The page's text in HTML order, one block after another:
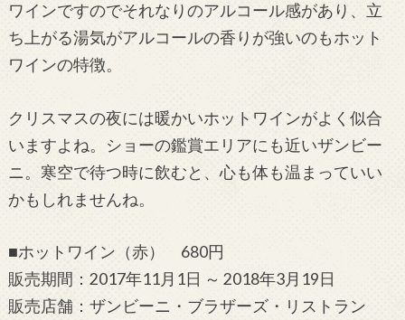
ワインですのでそれなりのアルコール感があり、立
ち上がる湯気がアルコールの香りが強いのもホット
ワインの特徴。
クリスマスの夜には暖かいホットワインがよく似合
いますよね。ショーの鑑賞エリアにも近いザンビー
ニ。寒空で待つ時に飲むと、心も体も温まっていい
かもしれませんね。
■ホットワイン（赤） 680円
販売期間：2017年11月1日 ～ 2018年3月19日
販売店舗：ザンビーニ・ブラザーズ・リストラン